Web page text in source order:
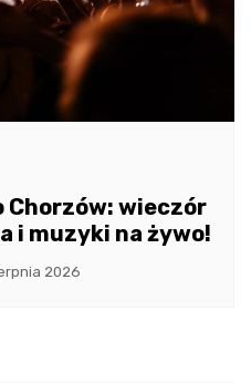
Chorzów: wieczór
i muzyki na żywo!
2026